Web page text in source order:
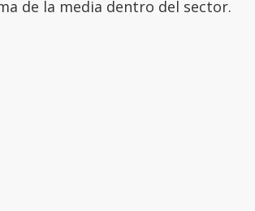
de la media dentro del sector.